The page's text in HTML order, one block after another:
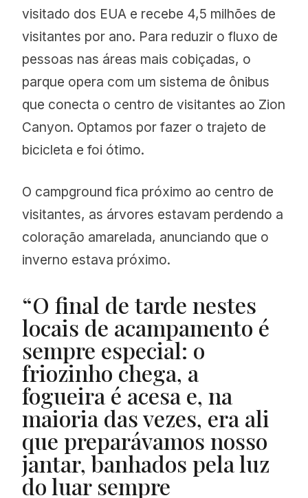
visitado dos EUA e recebe 4,5 milhões de
visitantes por ano. Para reduzir o fluxo de
pessoas nas áreas mais cobiçadas, o
parque opera com um sistema de ônibus
que conecta o centro de visitantes ao Zion
Canyon. Optamos por fazer o trajeto de
bicicleta e foi ótimo.
O campground fica próximo ao centro de
visitantes, as árvores estavam perdendo a
coloração amarelada, anunciando que o
inverno estava próximo.
“O final de tarde nestes
locais de acampamento é
sempre especial: o
friozinho chega, a
fogueira é acesa e, na
maioria das vezes, era ali
que preparávamos nosso
jantar, banhados pela luz
do luar sempre